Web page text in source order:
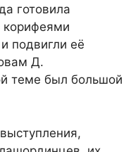
готовила
корифеями
подвигли её
Д.
теме был большой